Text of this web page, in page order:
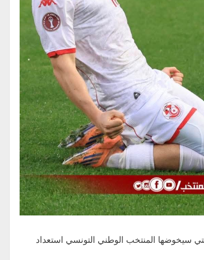
سيخوضها المنتخب الوطني التونسي استعداد